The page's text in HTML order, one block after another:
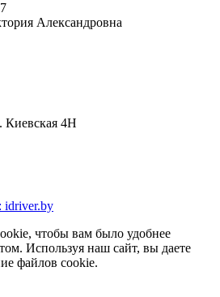
Александровна
Киевская 4Н
idriver.by
чтобы вам было удобнее
Используя наш сайт, вы даете
файлов cookie.